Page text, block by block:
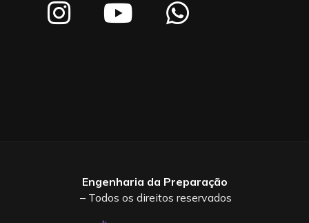
Engenharia da Preparação
– Todos os direitos reservados